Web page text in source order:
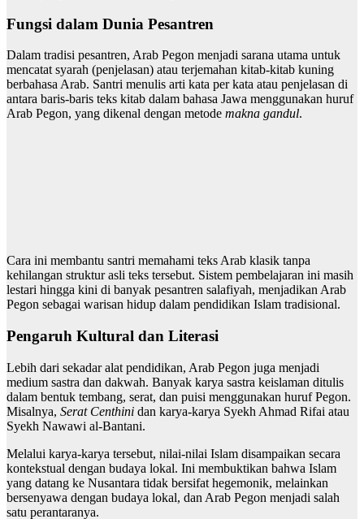
Fungsi dalam Dunia Pesantren
Dalam tradisi pesantren, Arab Pegon menjadi sarana utama untuk
mencatat syarah (penjelasan) atau terjemahan kitab-kitab kuning
berbahasa Arab. Santri menulis arti kata per kata atau penjelasan di
antara baris-baris teks kitab dalam bahasa Jawa menggunakan huruf
Arab Pegon, yang dikenal dengan metode makna gandul.
Cara ini membantu santri memahami teks Arab klasik tanpa
kehilangan struktur asli teks tersebut. Sistem pembelajaran ini masih
lestari hingga kini di banyak pesantren salafiyah, menjadikan Arab
Pegon sebagai warisan hidup dalam pendidikan Islam tradisional.
Pengaruh Kultural dan Literasi
Lebih dari sekadar alat pendidikan, Arab Pegon juga menjadi
medium sastra dan dakwah. Banyak karya sastra keislaman ditulis
dalam bentuk tembang, serat, dan puisi menggunakan huruf Pegon.
Misalnya, Serat Centhini dan karya-karya Syekh Ahmad Rifai atau
Syekh Nawawi al-Bantani.
Melalui karya-karya tersebut, nilai-nilai Islam disampaikan secara
kontekstual dengan budaya lokal. Ini membuktikan bahwa Islam
yang datang ke Nusantara tidak bersifat hegemonik, melainkan
bersenyawa dengan budaya lokal, dan Arab Pegon menjadi salah
satu perantaranya.